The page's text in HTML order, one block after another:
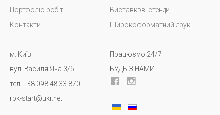
Портфоліо робіт
Контакти
Виставкові стенди
Широкоформатний друк
м. Київ
вул. Василя Яна 3/5
тел: +38 098 48 33 870
rpk-start@ukr.net
Працюємо 24/7
БУДЬ З НАМИ